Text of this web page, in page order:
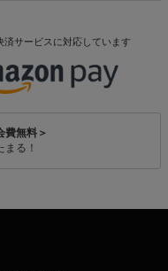
済サービスに対応しています
費無料＞
る！